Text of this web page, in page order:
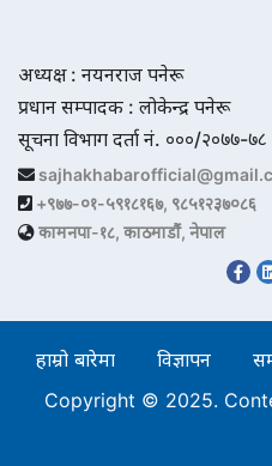
अध्यक्ष : नयनराज पनेरू
प्रधान सम्पादक : लोकेन्द्र पनेरू
सूचना विभाग दर्ता नं. ०००/२०७७-७८
+९७७-०१-५९१८१६७, ९८५१२३७०८६
कामनपा-१८, काठमाडौं, नेपाल
हाम्रो बारेमा विज्ञापन
Copyright © 2025.